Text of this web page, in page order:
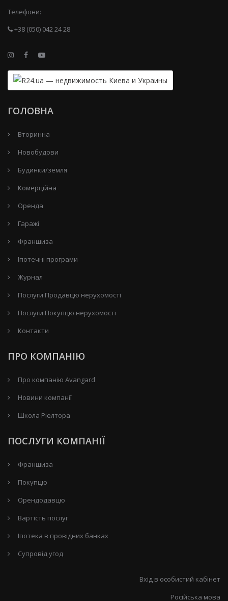
Телефони:
+38 (050) 042 24 28
ГОЛОВНА
Вторинна
Новобудови
Будинки/земля
Комерційна
Оренда
Гаражі
Франшиза
Іпотечні програми
Журнал
Послуги Продавцю нерухомості
Послуги Покупцю нерухомості
Контакти
ПРО КОМПАНІЮ
Про компанію Avangard
Новини компанії
Школа Ріелтора
ПОСЛУГИ КОМПАНІЇ
Франшиза
Покупцю
Орендодавцю
Вартість послуг
Іпотека в провідних банках
Супровід угод
Вхід в особистий кабінет
Російська мова